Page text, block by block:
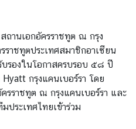
านเอกอัครราชทูต ณ กรุง
ราชทูตประเทศสมาชิกอาเซียน
บรองในโอกาสครบรอบ ๕๘ ปี
กรุงแคนเบอร์รา โดย
รราชทูต ณ กรุงแคนเบอร์รา และ
ประเทศไทยเข้าร่วม